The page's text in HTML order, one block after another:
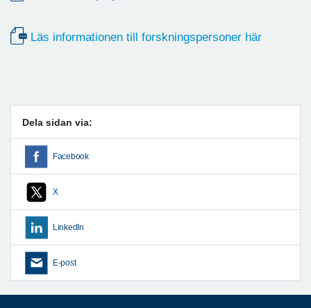
Läs informationen till forskningspersoner här
Dela sidan via:
Facebook
X
LinkedIn
E-post